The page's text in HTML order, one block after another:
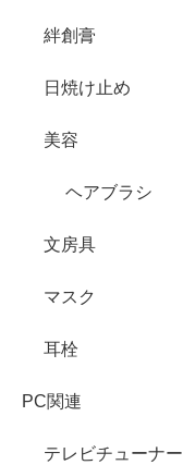
絆創膏
日焼け止め
美容
ヘアブラシ
文房具
マスク
耳栓
PC関連
テレビチューナー